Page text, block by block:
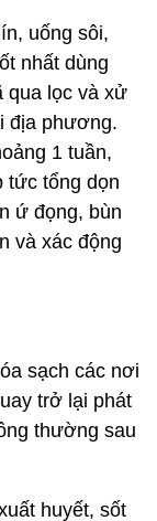
uống sôi,
nhất dùng
qua lọc và xử
địa phương.
1 tuần,
tức tổng dọn
ứ đọng, bùn
và xác động
sạch các nơi
trở lại phát
thường sau
huyết, sốt